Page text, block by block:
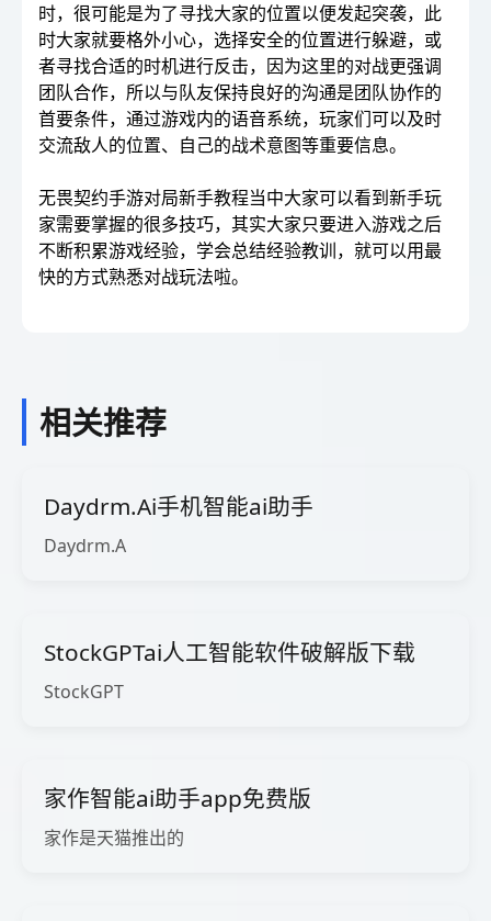
时，很可能是为了寻找大家的位置以便发起突袭，此
时大家就要格外小心，选择安全的位置进行躲避，或
者寻找合适的时机进行反击，因为这里的对战更强调
团队合作，所以与队友保持良好的沟通是团队协作的
首要条件，通过游戏内的语音系统，玩家们可以及时
交流敌人的位置、自己的战术意图等重要信息。
无畏契约手游对局新手教程当中大家可以看到新手玩
家需要掌握的很多技巧，其实大家只要进入游戏之后
不断积累游戏经验，学会总结经验教训，就可以用最
快的方式熟悉对战玩法啦。
相关推荐
Daydrm.Ai手机智能ai助手
Daydrm.A
StockGPTai人工智能软件破解版下载
StockGPT
家作智能ai助手app免费版
家作是天猫推出的